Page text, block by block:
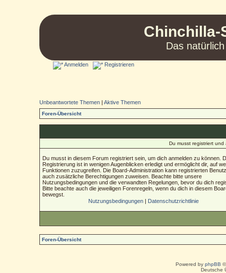
Chinchilla-
Das
Anmelden Registrieren
Unbeantwortete Themen |Aktive Themen
Foren-Übersicht
Du musst registriert
Du musst in diesem Forum registriert sein, um dich anmelden zu können.
Registrierung ist in wenigen Augenblicken erledigt und ermöglicht dir, auf
Funktionen zuzugreifen. Die Board-Administration kann registrierten
auch zusätzliche Berechtigungen zuweisen. Beachte bitte unsere
Nutzungsbedingungen und die verwandten Regelungen, bevor du dich
Bitte beachte auch die jeweiligen Forenregeln, wenn du dich in diesem
bewegst.
Nutzungsbedingungen| Datenschutzrichtlinie
Foren-Übersicht
Powered by phpBB
Deutsche